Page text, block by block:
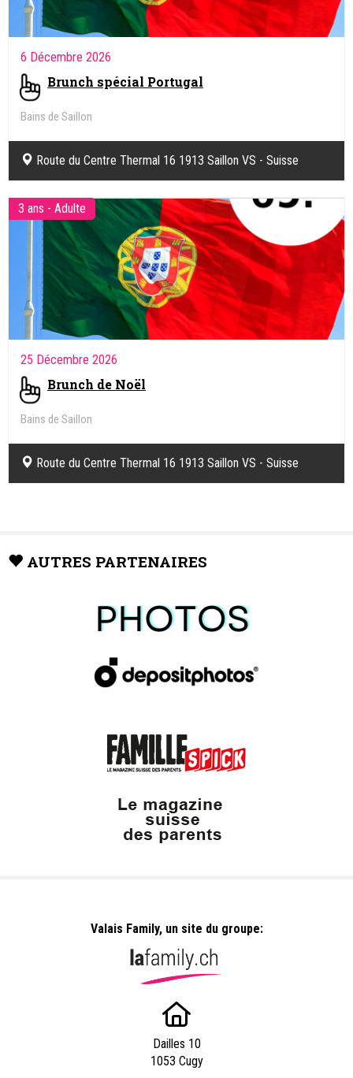
6 Décembre 2026
Brunch spécial Portugal
Bains de Saillon
Route du Centre Thermal 16 1913 Saillon VS - Suisse
3 ans - Adulte
25 Décembre 2026
Brunch de Noël
Bains de Saillon
Route du Centre Thermal 16 1913 Saillon VS - Suisse
AUTRES PARTENAIRES
Valais Family, un site du groupe:
Dailles 10
1053 Cugy